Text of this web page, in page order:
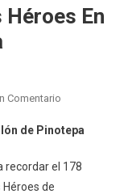
Héroes En
ComentarioEn
A
Niños
de Pinotepa
recordar el 178
Héroes de